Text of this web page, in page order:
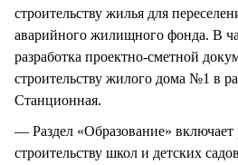
строительству жилья для
аварийного жилищного фонда. В
разработка проектно-сметной
строительству жилого дома №1 в
Станционная.
— Раздел «Образование» включает
строительству школ и детских